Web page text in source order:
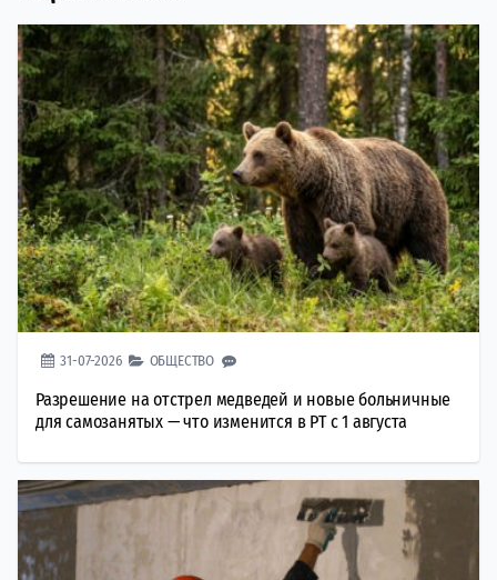
31-07-2026 ОБЩЕСТВО
Разрешение на отстрел медведей и новые больничные
для самозанятых — что изменится в РТ с 1 августа